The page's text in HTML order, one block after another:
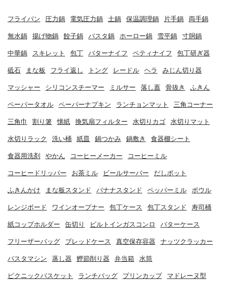
フライパン 圧力鍋 電気圧力鍋 土鍋 保温調理鍋 片手鍋 両手鍋
無水鍋 揚げ物鍋 餃子鍋 パスタ鍋 ホーロー鍋 雪平鍋 寸胴鍋
中華鍋 スキレット 包丁 バターナイフ ペティナイフ 包丁研ぎ器
砥石 まな板 フライ返し トング レードル ヘラ みじん切り器
マッシャー シリコンスチーマー ミルサー 落し蓋 骨抜き ふきん
ペーパータオル ペーパーナプキン ランチョンマット 三角コーナー
三角巾 割り箸 懐紙 換気扇フィルター 水切りカゴ 水切りマット
水切りラック 洗い桶 紙皿 鍋つかみ 鍋敷き 食器棚シート
食器用洗剤 やかん コーヒーメーカー コーヒーミル
コーヒードリッパー お茶ミル ビールサーバー だしポット
ふきんかけ まな板スタンド バナナスタンド ペッパーミル ボウル
レンジボード ワインオープナー 包丁ケース 包丁スタンド 寿司桶
紙コップホルダー 缶切り ビルトインガスコンロ バターケース
フリーザーバッグ ブレッドケース 真空保存容器 ナッツクラッカー
パスタマシン 蒸し器 鰹節削り器 弁当箱 水筒
ピクニックバスケット ランチバッグ プリンカップ マドレーヌ型